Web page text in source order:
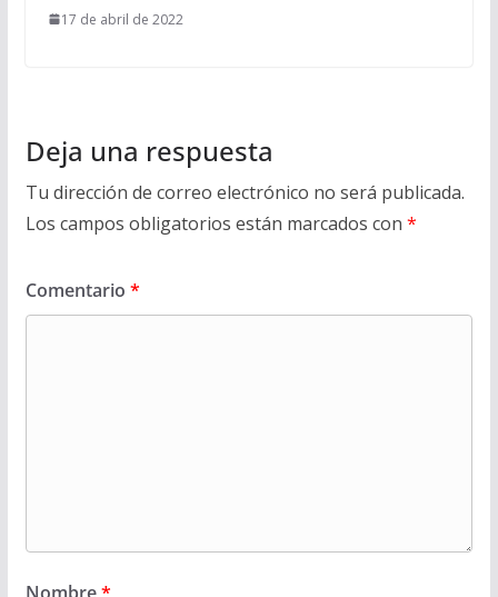
17 de abril de 2022
Deja una respuesta
Tu dirección de correo electrónico no será publicada.
Los campos obligatorios están marcados con *
Comentario *